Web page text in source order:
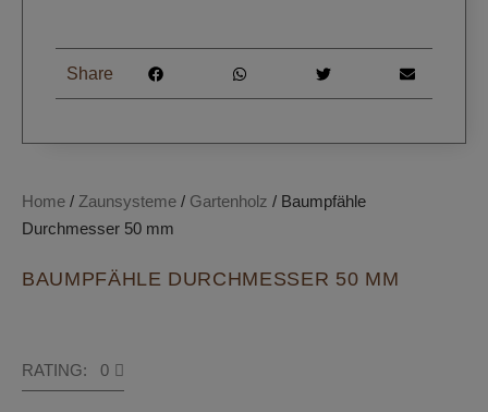
Home / Zaunsysteme / Gartenholz / Baumpfähle
Durchmesser 50 mm
BAUMPFÄHLE DURCHMESSER 50 MM
RATING: 0
Share